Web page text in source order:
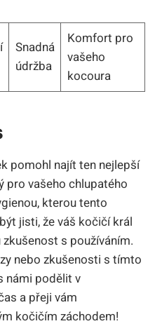
Snadná
údržba
Komfort pro
vašeho
kocoura
pomohl najít ten nejlepší
pro vašeho chlupatého
kterou tento
jisti, že váš kočičí král
s používáním.
nebo zkušenosti s tímto
námi podělit v
a přeji vám
kočičím záchodem!